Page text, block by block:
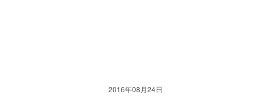
2016年08月24日